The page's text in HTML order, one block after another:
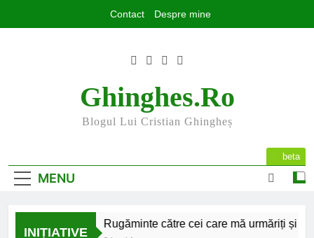
Contact Despre mine
Ghinghes.ro
Blogul Lui Cristian Ghingheș
MENU
beta
INIȚIATIVE
Rugăminte către cei care mă urmăriți și mă